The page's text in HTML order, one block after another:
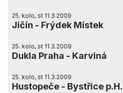
25. kolo, st 11.3.2009
Jičín - Frýdek Místek
25. kolo, st 11.3.2009
Dukla Praha - Karviná
25. kolo, st 11.3.2009
Hustopeče - Bystřice p.H.